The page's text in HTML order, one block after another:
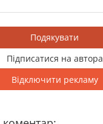
Подякувати
Підписатися на автора
Відключити рекламу